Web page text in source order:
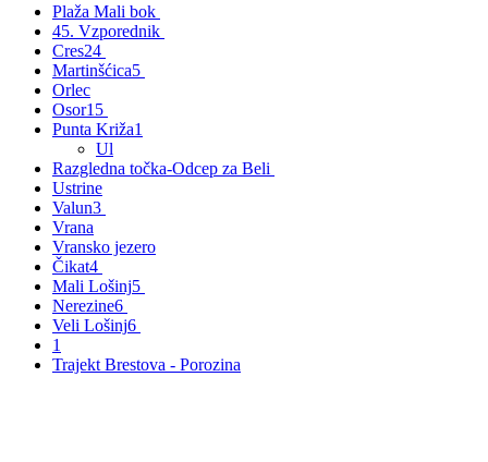
Plaža Mali bok
45. Vzporednik
Cres24
Martinšćica5
Orlec
Osor15
Punta Križa1
Ul
Razgledna točka-Odcep za Beli
Ustrine
Valun3
Vrana
Vransko jezero
Čikat4
Mali Lošinj5
Nerezine6
Veli Lošinj6
1
Trajekt Brestova - Porozina